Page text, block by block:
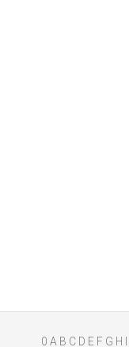
0 A B C D E F G H